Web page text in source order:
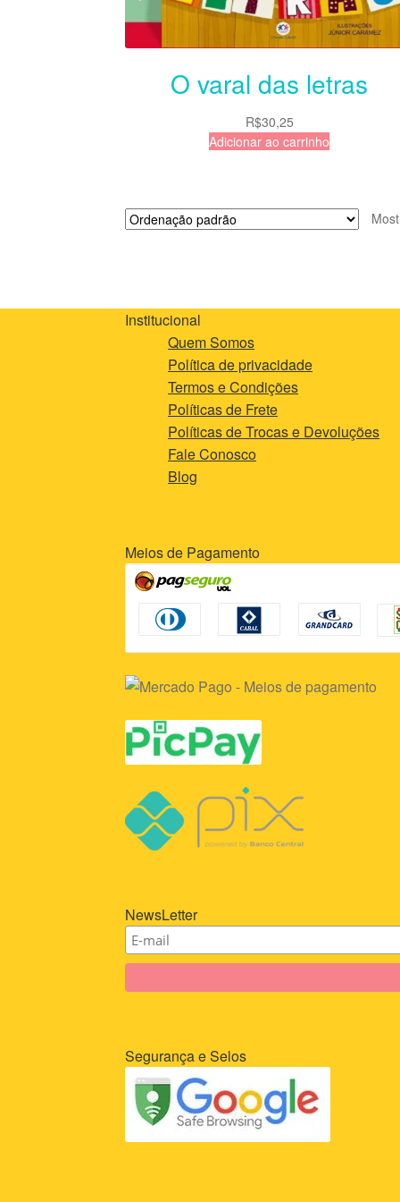
O varal das letras
R$30,25
Adicionar ao carrinho
Institucional
Quem Somos
Política de privacidade
Termos e Condições
Políticas de Frete
Políticas de Trocas e Devoluções
Fale Conosco
Blog
Meios de Pagamento
NewsLetter
Segurança e Selos